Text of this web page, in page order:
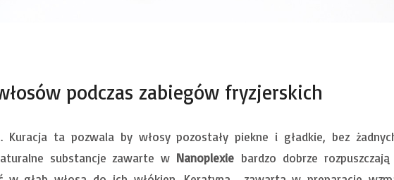
podczas zabiegów fryzjerskich
ta pozwala by włosy pozostały piekne i gładkie, bez
substancje zawarte w Nanoplexie bardzo dobrze